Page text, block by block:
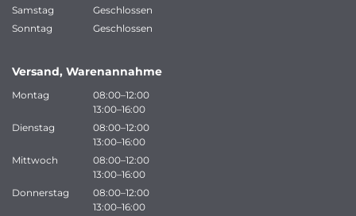
Samstag
Geschlossen
Sonntag
Geschlossen
Versand, Warenannahme
Montag
08:00–12:00
13:00–16:00
Dienstag
08:00–12:00
13:00–16:00
Mittwoch
08:00–12:00
13:00–16:00
Donnerstag
08:00–12:00
13:00–16:00